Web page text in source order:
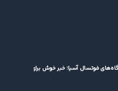
فوتسال آسیا؛ خبر خوش برای فوتسال